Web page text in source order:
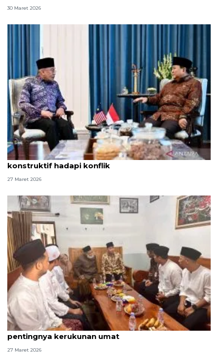
30 Maret 2026
Anwar: Pertemuan dengan Prabowo buka ruang
konstruktif hadapi konflik
27 Maret 2026
Ke Ponpes Annajah Boyolali, Gibran tekankan
pentingnya kerukunan umat
27 Maret 2026